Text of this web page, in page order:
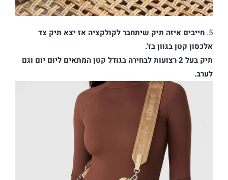
5. חייבים איזה תיק שיתחבר לקולקציה אז יצא תיק צד
אלכסון קטן בגוון בז'.
תיק בעל 2 רצועות לבחירה בגודל קטן המתאים ליום יום וגם
לערב.